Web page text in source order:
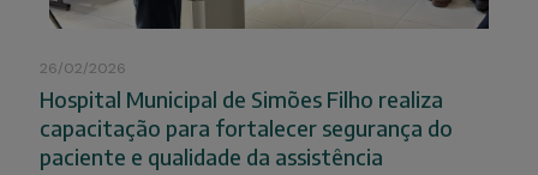
26/02/2026
Hospital Municipal de Simões Filho realiza
capacitação para fortalecer segurança do
paciente e qualidade da assistência